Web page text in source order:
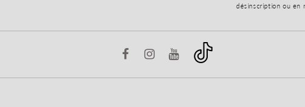
désinscription ou en